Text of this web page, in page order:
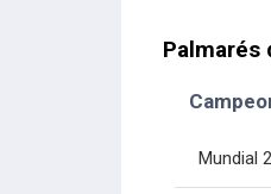
Palmarés
Mundial